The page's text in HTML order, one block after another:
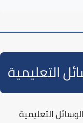
التعليمية
التعليمية